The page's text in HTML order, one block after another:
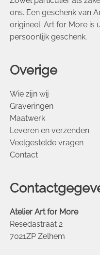
Overige
Wie zijn wij
Graveringen
Maatwerk
Leveren en verzenden
Veelgestelde vragen
Contact
Atelier Art for More
Resedastraat 2
7021ZP Zelhem
ons. Een geschenk van
origineel. Art for More is
persoonlijk geschenk.